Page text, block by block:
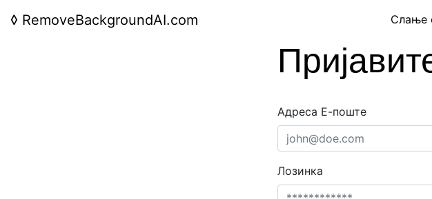
◊ RemoveBackgroundAI.com Слање
Адреса Е-поште
Лозинка